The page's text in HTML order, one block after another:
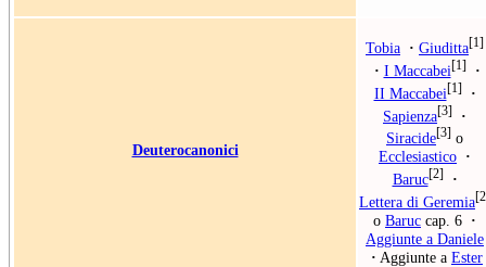
Deuterocanonici
Tobia · Giuditta[1]
· I Maccabei[1]
·
II Maccabei[1]
·
Sapienza[3]
·
Siracide[3] o
Ecclesiastico ·
Baruc[2]
·
Lettera di Geremia
o Baruc cap. 6 ·
Aggiunte a Daniele
· Aggiunte a Ester